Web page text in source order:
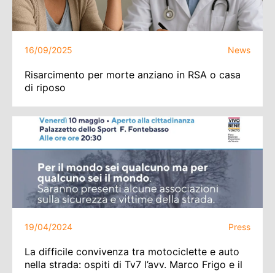
16/09/2025 News
Risarcimento per morte anziano in RSA o casa
di riposo
19/04/2024 Press
La difficile convivenza tra motociclette e auto
nella strada: ospiti di Tv7 l’avv. Marco Frigo e il